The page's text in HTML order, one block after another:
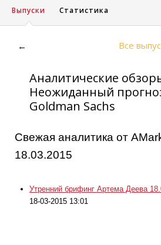
Выпуски Статистика
← Все
Аналитические
Неожиданный
Goldman Sachs
Свежая аналитика от
18.03.2015
Утренний брифинг Артема Деева
18-03-2015 13:01